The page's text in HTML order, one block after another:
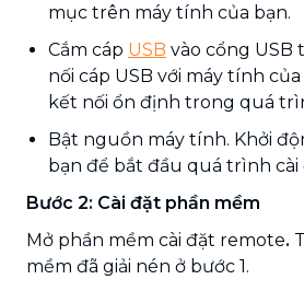
mục trên máy tính của bạn.
Cắm cáp USB vào cổng USB
nối cáp USB với máy tính
kết nối ổn định trong quá
Bật nguồn máy tính. Khởi
bạn để bắt đầu quá trình cài
Bước 2: Cài đặt phần mềm
Mở phần mềm cài đặt remote.
mềm đã giải nén ở bước 1.